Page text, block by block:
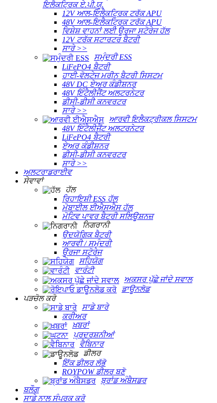
ਇਲੈਕਟ੍ਰਿਕ ਏ.ਪੀ.ਯੂ.
12V ਆਲ-ਇਲੈਕਟ੍ਰਿਕ ਟਰੱਕ APU
48V ਆਲ-ਇਲੈਕਟ੍ਰਿਕ ਟਰੱਕ APU
ਵਿਸ਼ੇਸ਼ ਵਾਹਨਾਂ ਲਈ ਊਰਜਾ ਸਟੋਰੇਜ ਹੱਲ
12V ਟਰੱਕ ਸਟਾਰਟਰ ਬੈਟਰੀ
ਸਾਰੇ >>
ਸਮੁੰਦਰੀ ESS
LiFePO4 ਬੈਟਰੀ
ਹਾਈ-ਵੋਲਟੇਜ ਮਰੀਨ ਬੈਟਰੀ ਸਿਸਟਮ
48V DC ਏਅਰ ਕੰਡੀਸ਼ਨਰ
48V ਇੰਟੈਲੀਜੈਂਟ ਅਲਟਰਨੇਟਰ
ਡੀਸੀ-ਡੀਸੀ ਕਨਵਰਟਰ
ਸਾਰੇ >>
ਆਰਵੀ ਇਲੈਕਟ੍ਰੀਕਲ ਸਿਸਟਮ
48V ਇੰਟੈਲੀਜੈਂਟ ਅਲਟਰਨੇਟਰ
LiFePO4 ਬੈਟਰੀ
ਏਅਰ ਕੰਡੀਸ਼ਨਰ
ਡੀਸੀ-ਡੀਸੀ ਕਨਵਰਟਰ
ਸਾਰੇ >>
ਅਲਟਰਾਡਰਾਈਵ
ਸੇਵਾਵਾਂ
ਹੱਲ
ਰਿਹਾਇਸ਼ੀ ESS ਹੱਲ
ਮੋਬਾਈਲ ਈਐਸਐਸ ਹੱਲ
ਮੋਟਿਵ ਪਾਵਰ ਬੈਟਰੀ ਸਲਿਊਸ਼ਨਜ਼
ਨਿਗਰਾਨੀ
ਉਦਯੋਗਿਕ ਬੈਟਰੀ
ਆਰਵੀ / ਸਮੁੰਦਰੀ
ਊਰਜਾ ਸਟੋਰੇਜ
ਸਹਿਯੋਗ
ਵਾਰੰਟੀ
ਅਕਸਰ ਪੁੱਛੇ ਜਾਂਦੇ ਸਵਾਲ
ਡਾਊਨਲੋਡ
ਪੜਚੋਲ ਕਰੋ
ਸਾਡੇ ਬਾਰੇ
ਕਰੀਅਰ
ਖ਼ਬਰਾਂ
ਪ੍ਰਦਰਸ਼ਨੀਆਂ
ਵੈਬਿਨਾਰ
ਡੀਲਰ
ਇੱਕ ਡੀਲਰ ਲੱਭੋ
ROYPOW ਡੀਲਰ ਬਣੋ
ਬ੍ਰਾਂਡ ਅੰਬੈਸਡਰ
ਬਲੌਗ
ਸਾਡੇ ਨਾਲ ਸੰਪਰਕ ਕਰੋ